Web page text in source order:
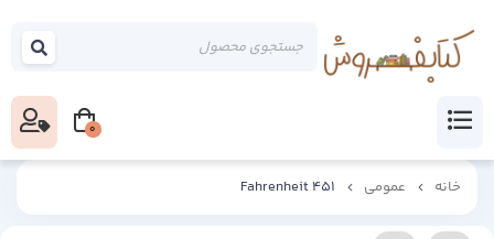
خانه عمومی Fahrenheit 451
0